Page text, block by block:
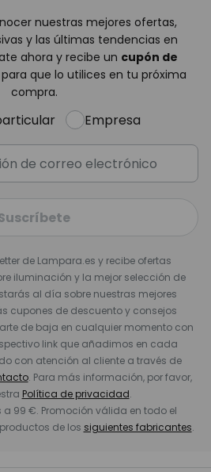
nuestras mejores ofertas,
y las últimas tendencias en
ahora y recibe un cupón de
para que lo utilices en tu próxima
compra.
Empresa
de Lampara.es y recibe ofertas
iluminación y la mejor selección de
al día sobre nuestras mejores
cupones de descuento y consejos
de baja en cualquier momento con
link que añadimos en cada
con atención al cliente a través de
. Para más información, por favor,
Política de privacidad.
a 99 €. Promoción válida en todo el
de los siguientes fabricantes.